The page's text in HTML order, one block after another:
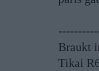
Braukt
Tikai